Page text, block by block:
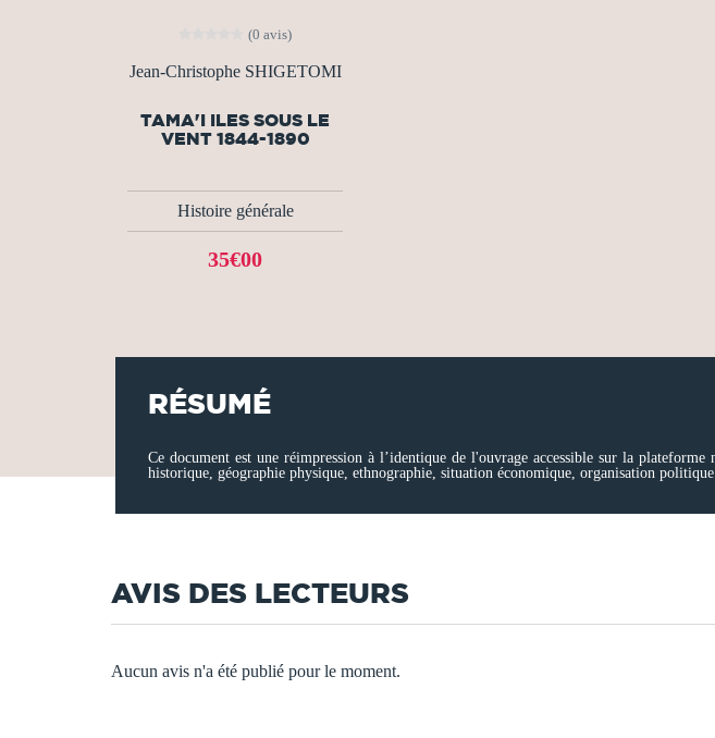
(0 avis)
Jean-Christophe SHIGETOMI
TAMA'I ILES SOUS LE
VENT 1844-1890
Histoire générale
35€00
RÉSUMÉ
Ce document est une réimpression à l’identique de l'ouvrage accessible sur la
historique, géographie physique, ethnographie, situation économique, organisation
AVIS DES LECTEURS
Aucun avis n'a été publié pour le moment.